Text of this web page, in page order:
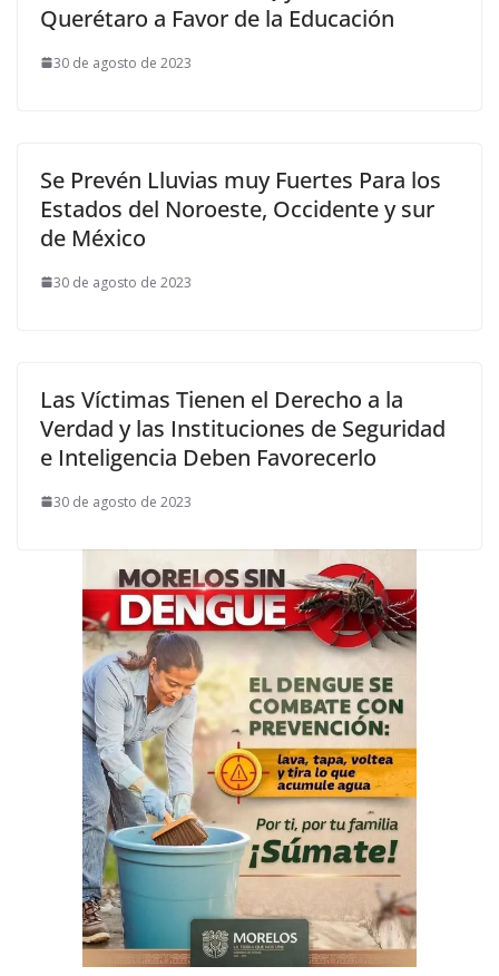
Querétaro a Favor de la Educación
30 de agosto de 2023
Se Prevén Lluvias muy Fuertes Para los
Estados del Noroeste, Occidente y sur
de México
30 de agosto de 2023
Las Víctimas Tienen el Derecho a la
Verdad y las Instituciones de Seguridad
e Inteligencia Deben Favorecerlo
30 de agosto de 2023